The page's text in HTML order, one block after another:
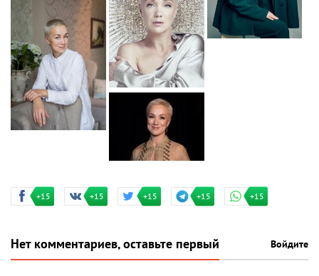
+15 +15 +15 +15 +15
Нет комментариев, оставьте первый Войдите